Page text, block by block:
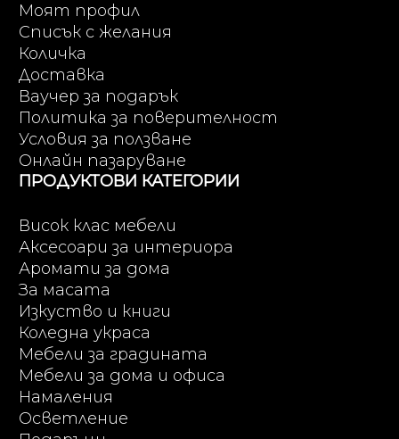
Моят профил
Списък с желания
Количка
Доставка
Ваучер за подарък
Политика за поверителност
Условия за ползване
Онлайн пазаруване
ПРОДУКТОВИ КАТЕГОРИИ
Висок клас мебели
Аксесоари за интериора
Аромати за дома
За масата
Изкуство и книги
Коледна украса
Мебели за градината
Мебели за дома и офиса
Намаления
Осветление